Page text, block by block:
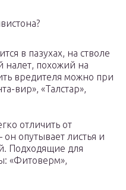
в пазухах, на стволе
налет, похожий на
вредителя можно при
вир», «Талстар»,
отличить от
опутывает листья и
Подходящие для
«Фитоверм»,